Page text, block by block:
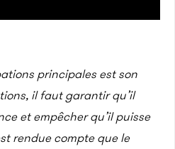
principales est son
il faut garantir qu’il
et empêcher qu’il puisse
rendue compte que le